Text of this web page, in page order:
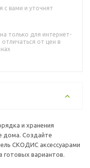
с вами и уточнят
только для интернет-
от цен в
и хранения
дома. Создайте
СКОДИС аксессуарами
готовых вариантов.